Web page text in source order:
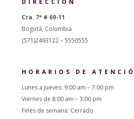
DIRECCIÓN
Cra. 7ª # 69-11
Bogotá, Colombia
(571)2493122 – 5550555
HORARIOS DE
Lunes a jueves: 9:00 am – 7:00 pm
Viernes de 8:00 am – 3:00 pm
Fines de semana: Cerrado